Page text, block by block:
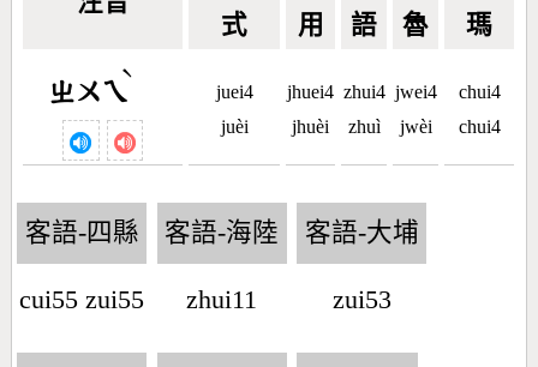
式 用 語 魯 瑪
ㄓㄨㄟ
ˋ
juei4
juèi
jhuei4
jhuèi
zhui4
zhuì
jwei4
jwèi
chui4
chui4
客語-四縣
cui55 zui55
客語-海陸
zhui11
客語-大埔
zui53